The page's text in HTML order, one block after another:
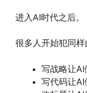
进入AI时代之后。
很多人开始犯同样
写战略让AI
写代码让AI